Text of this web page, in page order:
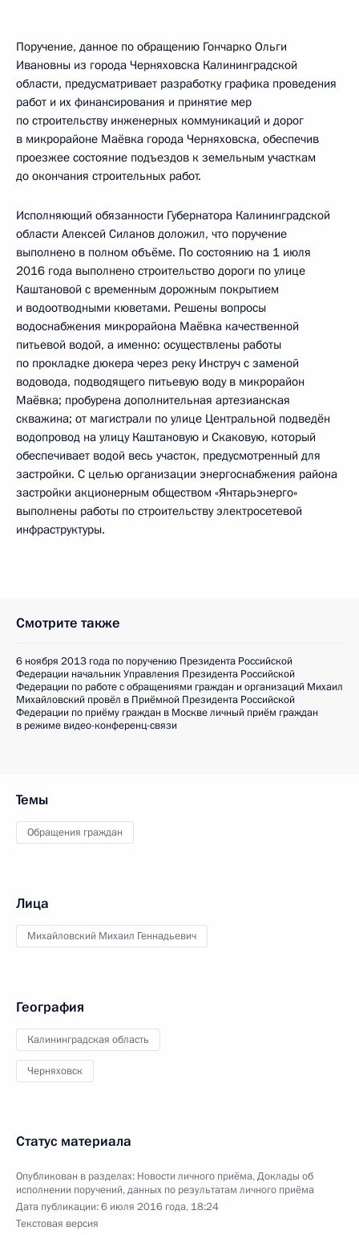
Поручение, данное по обращению Гончарко Ольги
Ивановны из города Черняховска Калининградской
области, предусматривает разработку графика проведения
работ и их финансирования и принятие мер
по строительству инженерных коммуникаций и дорог
в микрорайоне Маёвка города Черняховска, обеспечив
проезжее состояние подъездов к земельным участкам
до окончания строительных работ.
Исполняющий обязанности Губернатора Калининградской
области Алексей Силанов доложил, что поручение
выполнено в полном объёме. По состоянию на 1 июля
2016 года выполнено строительство дороги по улице
Каштановой с временным дорожным покрытием
и водоотводными кюветами. Решены вопросы
водоснабжения микрорайона Маёвка качественной
питьевой водой, а именно: осуществлены работы
по прокладке дюкера через реку Инструч с заменой
водовода, подводящего питьевую воду в микрорайон
Маёвка; пробурена дополнительная артезианская
скважина; от магистрали по улице Центральной подведён
водопровод на улицу Каштановую и Скаковую, который
обеспечивает водой весь участок, предусмотренный для
застройки. С целью организации энергоснабжения района
застройки акционерным обществом «Янтарьэнерго»
выполнены работы по строительству электросетевой
инфраструктуры.
Смотрите также
6 ноября 2013 года по поручению Президента Российской
Федерации начальник Управления Президента Российской
Федерации по работе с обращениями граждан и организаций Михаил
Михайловский провёл в Приёмной Президента Российской
Федерации по приёму граждан в Москве личный приём граждан
в режиме видео-конференц-связи
Темы
Обращения граждан
Лица
Михайловский Михаил Геннадьевич
География
Калининградская область
Черняховск
Статус материала
Опубликован в разделах: Новости личного приёма,Доклады об
исполнении поручений, данных по результатам личного приёма
Дата публикации:6 июля 2016 года, 18:24
Текстовая версия